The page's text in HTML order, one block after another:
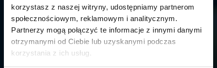
korzystasz z naszej witryny, udostępniamy partnerom
społecznościowym, reklamowym i analitycznym.
Partnerzy mogą połączyć te informacje z innymi danymi
otrzymanymi od Ciebie lub uzyskanymi podczas
korzystania z ich usług.